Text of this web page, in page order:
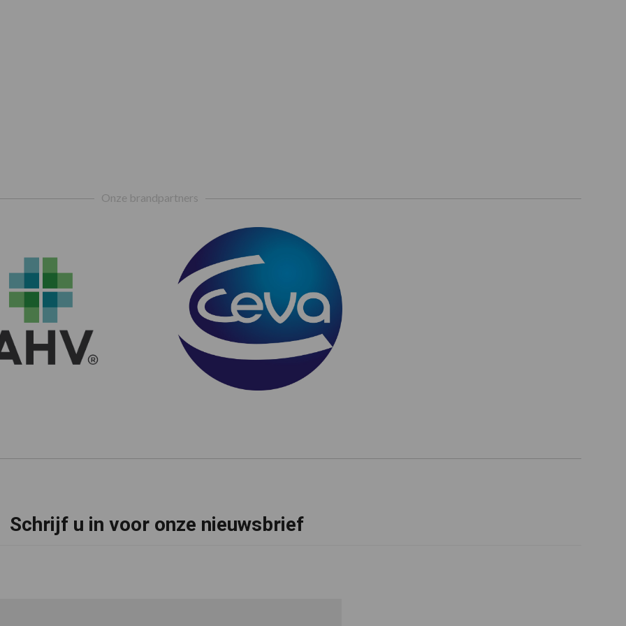
Onze brandpartners
Schrijf u in voor onze nieuwsbrief